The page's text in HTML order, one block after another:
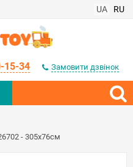
UA RU
15-34 Замовити дзвінок
- 305х76см